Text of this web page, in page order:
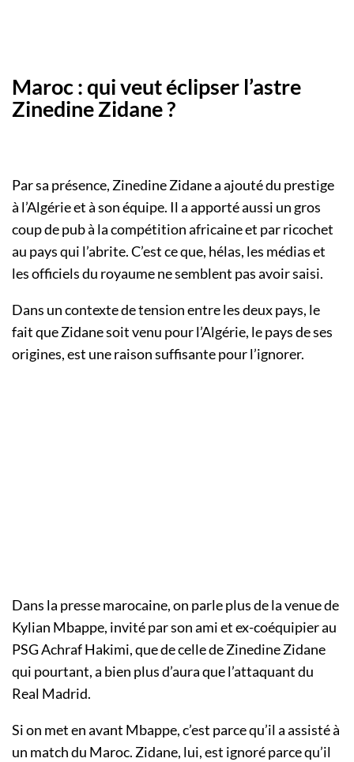
Maroc : qui veut éclipser l’astre
Zinedine Zidane ?
Par sa présence, Zinedine Zidane a ajouté du prestige
à l’Algérie et à son équipe. Il a apporté aussi un gros
coup de pub à la compétition africaine et par ricochet
au pays qui l’abrite. C’est ce que, hélas, les médias et
les officiels du royaume ne semblent pas avoir saisi.
Dans un contexte de tension entre les deux pays, le
fait que Zidane soit venu pour l’Algérie, le pays de ses
origines, est une raison suffisante pour l’ignorer.
Dans la presse marocaine, on parle plus de la venue de
Kylian Mbappe, invité par son ami et ex-coéquipier au
PSG Achraf Hakimi, que de celle de Zinedine Zidane
qui pourtant, a bien plus d’aura que l’attaquant du
Real Madrid.
Si on met en avant Mbappe, c’est parce qu’il a assisté à
un match du Maroc. Zidane, lui, est ignoré parce qu’il